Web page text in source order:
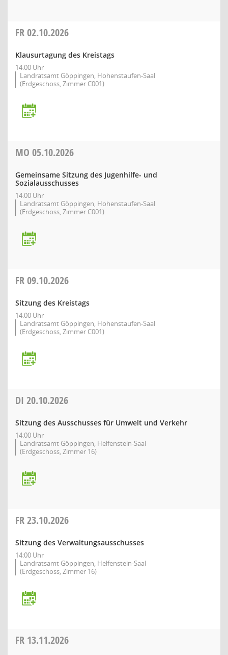
FR02.10.2026
Klausurtagung des Kreistags
14:00 Uhr
Landratsamt Göppingen, Hohenstaufen-Saal
(Erdgeschoss, Zimmer C001)
MO 05.10.2026
Gemeinsame Sitzung des Jugenhilfe- und
Sozialausschusses
14:00 Uhr
Landratsamt Göppingen, Hohenstaufen-Saal
(Erdgeschoss, Zimmer C001)
FR09.10.2026
Sitzung des Kreistags
14:00 Uhr
Landratsamt Göppingen, Hohenstaufen-Saal
(Erdgeschoss, Zimmer C001)
DI 20.10.2026
Sitzung des Ausschusses für Umwelt und Verkehr
14:00 Uhr
Landratsamt Göppingen, Helfenstein-Saal
(Erdgeschoss, Zimmer 16)
FR23.10.2026
Sitzung des Verwaltungsausschusses
14:00 Uhr
Landratsamt Göppingen, Helfenstein-Saal
(Erdgeschoss, Zimmer 16)
FR 13.11.2026